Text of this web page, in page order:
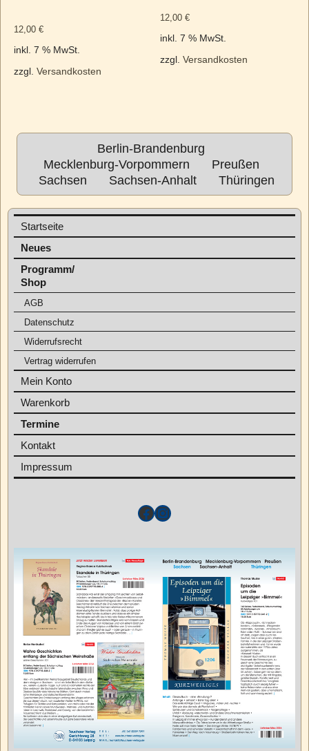
12,00 €
inkl. 7 % MwSt.
zzgl. Versandkosten
12,00€
inkl. 7 % MwSt.
zzgl.Versandkosten
Berlin-Brandenburg
Mecklenburg-Vorpommern
Preußen
Sachsen
Sachsen-Anhalt Thüringen
Startseite
Neues
Programm/
Shop
AGB
Datenschutz
Widerrufsrecht
Vertrag widerrufen
Mein Konto
Warenkorb
Termine
Kontakt
Impressum